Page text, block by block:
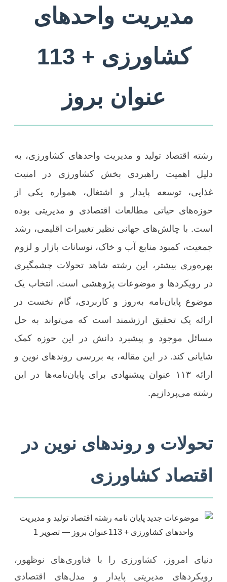
مدیریت واحدهای
کشاورزی + 113
عنوان بروز
رشته اقتصاد تولید و مدیریت واحدهای کشاورزی، به
دلیل اهمیت راهبردی بخش کشاورزی در امنیت
غذایی، توسعه پایدار و اشتغال، همواره یکی از
حوزه‌های حیاتی مطالعات اقتصادی و مدیریتی بوده
است. با چالش‌های جهانی نظیر تغییرات اقلیمی، رشد
جمعیت، کمبود منابع آب و خاک، نوسانات بازار و لزوم
بهره‌وری بیشتر، این رشته شاهد تحولات چشمگیری
در رویکردها و موضوعات پژوهشی است. انتخاب یک
موضوع پایان‌نامه به‌روز و کاربردی، گام نخست در
ارائه یک تحقیق ارزشمند است که می‌تواند به حل
مسائل موجود و پیشبرد دانش در این حوزه کمک
شایانی کند. در این مقاله، به بررسی روندهای نوین و
ارائه ۱۱۳ عنوان پیشنهادی برای پایان‌نامه‌ها در این
رشته می‌پردازیم.
تحولات و روندهای نوین در
اقتصاد کشاورزی
دنیای امروز، کشاورزی را با فناوری‌های نوظهور،
رویکردهای مدیریتی پایدار و مدل‌های اقتصادی